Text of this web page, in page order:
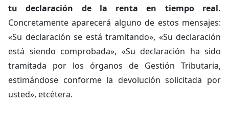
tu declaración de la renta en tiempo real.
Concretamente aparecerá alguno de estos mensajes:
«Su declaración se está tramitando», «Su declaración
está siendo comprobada», «Su declaración ha sido
tramitada por los órganos de Gestión Tributaria,
estimándose conforme la devolución solicitada por
usted», etcétera.